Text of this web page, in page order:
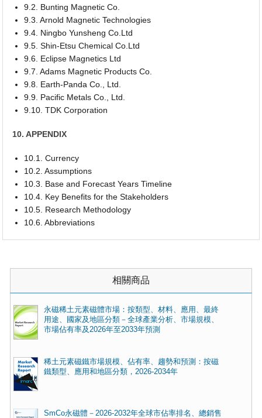
9.2. Bunting Magnetic Co.
9.3. Arnold Magnetic Technologies
9.4. Ningbo Yunsheng Co.Ltd
9.5. Shin-Etsu Chemical Co.Ltd
9.6. Eclipse Magnetics Ltd
9.7. Adams Magnetic Products Co.
9.8. Earth-Panda Co., Ltd.
9.9. Pacific Metals Co., Ltd.
9.10. TDK Corporation
10. APPENDIX
10.1. Currency
10.2. Assumptions
10.3. Base and Forecast Years Timeline
10.4. Key Benefits for the Stakeholders
10.5. Research Methodology
10.6. Abbreviations
相關商品
永磁稀土元素磁體市場：按類型、材料、應用、最終
用途、國家及地區分類－全球產業分析、市場規模、
市場佔有率及2026年至2033年預測
稀土元素磁鐵市場規模、佔有率、趨勢和預測：按磁
鐵類型、應用和地區分類，2026-2034年
SmCo永磁體－2026-2032年全球市佔率排名、總銷售